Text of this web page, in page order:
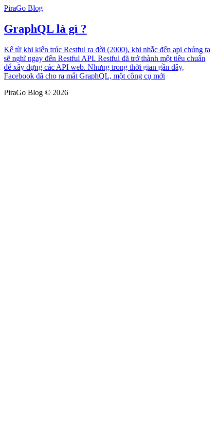
PiraGo Blog
GraphQL là gì ?
Kể từ khi kiến trúc Restful ra đời (2000), khi nhắc đến api chúng ta
sẽ nghĩ ngay đến Restful API. Restful đã trở thành một tiêu chuẩn
để xây dựng các API web. Nhưng trong thời gian gần đây,
Facebook đã cho ra mắt GraphQL, một công cụ mới
PiraGo Blog © 2026